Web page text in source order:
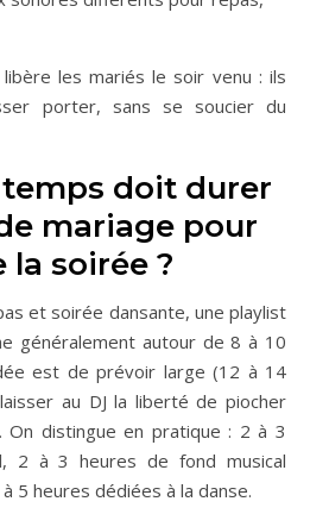
les mariés le soir venu : ils
porter, sans se soucier du
doit durer
mariage pour
soirée ?
et soirée dansante, une playlist
généralement autour de 8 à 10
est de prévoir large (12 à 14
au DJ la liberté de piocher
On distingue en pratique : 2 à 3
2 à 3 heures de fond musical
5 heures dédiées à la danse.